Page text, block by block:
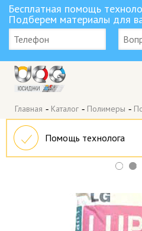
Бесплатная помощь
Подберем материалы для
Главная - Каталог - Полимеры -
Помощь технолога